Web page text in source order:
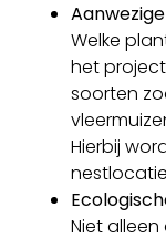
Welke
het
soorten
Hierbij
Niet